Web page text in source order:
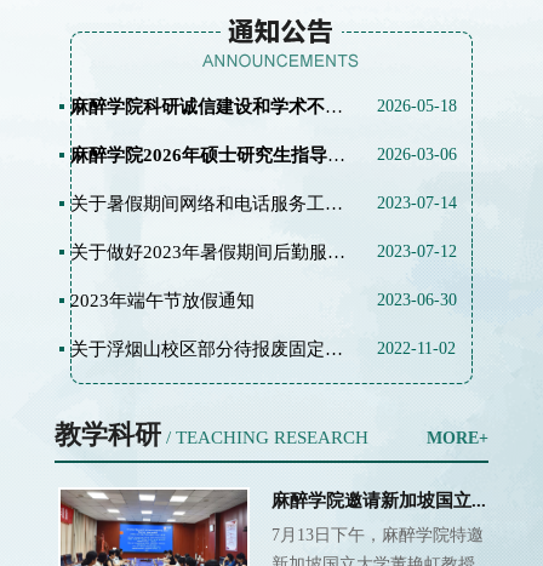
麻醉学院科研诚信建设和学术不端... 2026-05-18
麻醉学院2026年硕士研究生指导教... 2026-03-06
关于暑假期间网络和电话服务工作... 2023-07-14
关于做好2023年暑假期间后勤服务... 2023-07-12
2023年端午节放假通知 2023-06-30
关于浮烟山校区部分待报废固定资... 2022-11-02
教学科研/ TEACHING RESEARCH MORE+
麻醉学院邀请新加坡国立...
7月13日下午，麻醉学院特邀